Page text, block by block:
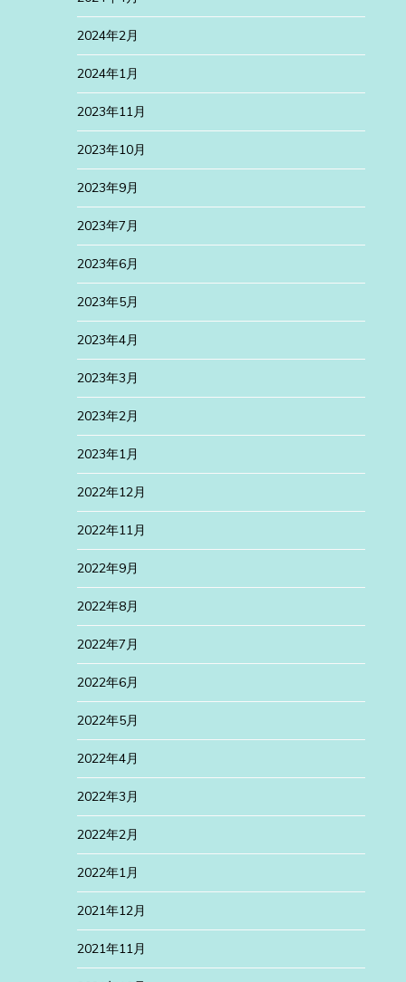
2024年2月
2024年1月
2023年11月
2023年10月
2023年9月
2023年7月
2023年6月
2023年5月
2023年4月
2023年3月
2023年2月
2023年1月
2022年12月
2022年11月
2022年9月
2022年8月
2022年7月
2022年6月
2022年5月
2022年4月
2022年3月
2022年2月
2022年1月
2021年12月
2021年11月